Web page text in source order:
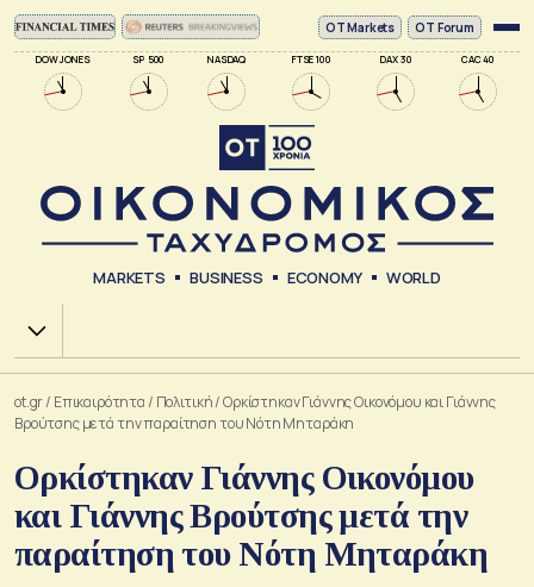
DOW JONES SP 500 NASDAQ FTSE 100 DAX 30 CAC 40
ΟΤ Markets OT Forum
MARKETS BUSINESS ECONOMY WORLD
Χ.Α.
ot.gr/ Επικαιρότητα / Πολιτική/Ορκίστηκαν Γιάννης Οικονόμου και Γιάννης
Βρούτσης μετά την παραίτηση του Νότη Μηταράκη
Ορκίστηκαν Γιάννης Οικονόμου
και Γιάννης Βρούτσης μετά την
παραίτηση του Νότη Μηταράκη